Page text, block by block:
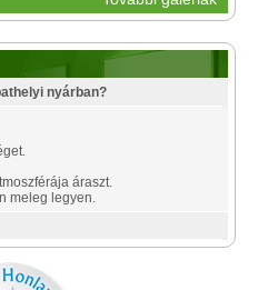
nyárban?
áraszt.
meleg legyen.